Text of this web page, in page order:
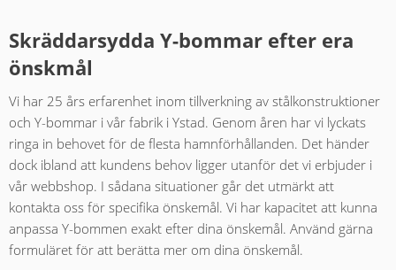
Skräddarsydda Y-bommar efter era
önskmål
Vi har 25 års erfarenhet inom tillverkning av stålkonstruktioner
och Y-bommar i vår fabrik i Ystad. Genom åren har vi lyckats
ringa in behovet för de flesta hamnförhållanden. Det händer
dock ibland att kundens behov ligger utanför det vi erbjuder i
vår webbshop. I sådana situationer går det utmärkt att
kontakta oss för specifika önskemål. Vi har kapacitet att kunna
anpassa Y-bommen exakt efter dina önskemål. Använd gärna
formuläret för att berätta mer om dina önskemål.